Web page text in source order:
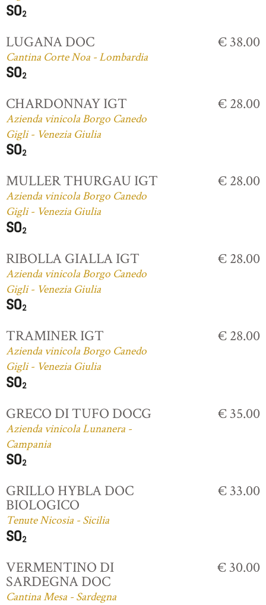
LUGANA DOC
Cantina Corte Noa - Lombardia
€ 38.00
CHARDONNAY IGT
Azienda vinicola Borgo Canedo
Gigli - Venezia Giulia
€ 28.00
MULLER THURGAU IGT
Azienda vinicola Borgo Canedo
Gigli - Venezia Giulia
€ 28.00
RIBOLLA GIALLA IGT
Azienda vinicola Borgo Canedo
Gigli - Venezia Giulia
€ 28.00
TRAMINER IGT
Azienda vinicola Borgo Canedo
Gigli - Venezia Giulia
€ 28.00
GRECO DI TUFO DOCG
Azienda vinicola Lunanera -
Campania
€ 35.00
GRILLO HYBLA DOC
BIOLOGICO
Tenute Nicosia - Sicilia
€ 33.00
VERMENTINO DI
SARDEGNA DOC
Cantina Mesa - Sardegna
€ 30.00